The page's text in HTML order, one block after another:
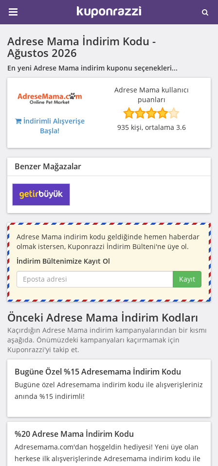
Adrese Mama İndirim Kodu -
Ağustos 2026
En yeni Adrese Mama indirim kuponu seçenekleri...
İndirimli Alışverişe
Başla!
Adrese Mama kullanıcı
puanları
935 kişi, ortalama 3.6
Benzer Mağazalar
Adrese Mama indirim kodu geldiğinde hemen haberdar
olmak istersen, Kuponrazzi İndirim Bülteni'ne üye ol.
İndirim Bültenimize Kayıt Ol
Kayıt
Önceki Adrese Mama İndirim Kodları
Kaçırdığın Adrese Mama indirim kampanyalarından bir kısmı
aşağıda. Önümüzdeki kampanyaları kaçırmamak için
Kuponrazzi'yi takip et.
Bugüne Özel %15 Adresemama İndirim Kodu
Bugüne özel Adresemama indirim kodu ile alışverişleriniz
anında %15 indirimli!
%20 Adrese Mama İndirim Kodu
Adresemama.com'dan hoşgeldin hediyesi! Yeni üye olan
herkese ilk alışverişlerinde Adresemama indirim kodu ile